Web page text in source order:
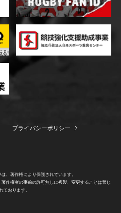
プライバシーポリシー
、著作権により保護されています。
作権者の事前の許可無しに複製、変更することは禁じ
ております。